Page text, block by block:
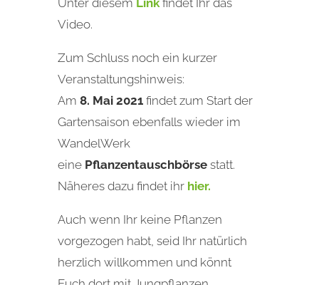
Unter diesem Link findet Ihr das
Video.
Zum Schluss noch ein kurzer
Veranstaltungshinweis:
Am 8. Mai 2021 findet zum Start der
Gartensaison ebenfalls wieder im
WandelWerk
eine Pflanzentauschbörse statt.
Näheres dazu findet ihr hier.
Auch wenn Ihr keine Pflanzen
vorgezogen habt, seid Ihr natürlich
herzlich willkommen und könnt